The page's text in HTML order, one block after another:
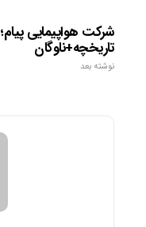
شرکت هواپیمایی پیام؛
تاریخچه+ناوگان
نوشته بعد